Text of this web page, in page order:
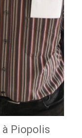
à Piopolis